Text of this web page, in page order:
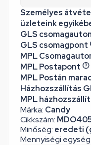
Márka: Candy
Cikkszám:
Minőség: eredeti
Mennyiségi egység:
Személyes
üzleteink
GLS
GLS csomagpont
MPL
MPL Postapont
MPL Postán
Házhozszállítás
MPL